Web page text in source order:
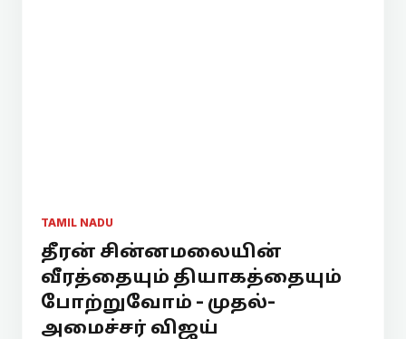
TAMIL NADU
தீரன் சின்னமலையின்
வீரத்தையும் தியாகத்தையும்
போற்றுவோம் - முதல்-
அமைச்சர் விஜய்